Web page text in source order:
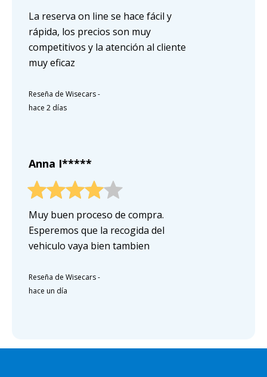
La reserva on line se hace fácil y
rápida, los precios son muy
competitivos y la atención al cliente
muy eficaz
Reseña de Wisecars-
hace 2 días
Anna I*****
Muy buen proceso de compra.
Esperemos que la recogida del
vehiculo vaya bien tambien
Reseña de Wisecars-
hace un día